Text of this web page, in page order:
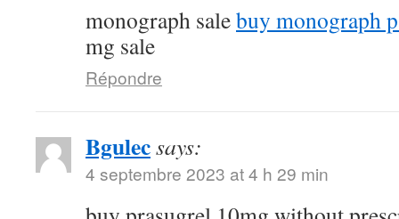
monograph salebuy monograph
mg sale
Répondre
Bgulecsays:
4 septembre 2023 at 4 h 29 min